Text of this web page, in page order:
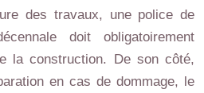
des travaux, une police de
doit obligatoirement
la construction. De son côté,
en cas de dommage, le